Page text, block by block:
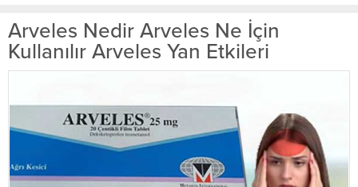
Arveles Nedir Arveles Ne İçin
Kullanılır Arveles Yan Etkileri